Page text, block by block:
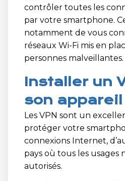
contrôler toutes les
par votre smartphone.
notamment de vous
réseaux Wi-Fi mis en
personnes malveillantes.
Installer un
son appareil
Les VPN sont un
protéger votre
connexions Internet,
pays où tous les usages
autorisés.